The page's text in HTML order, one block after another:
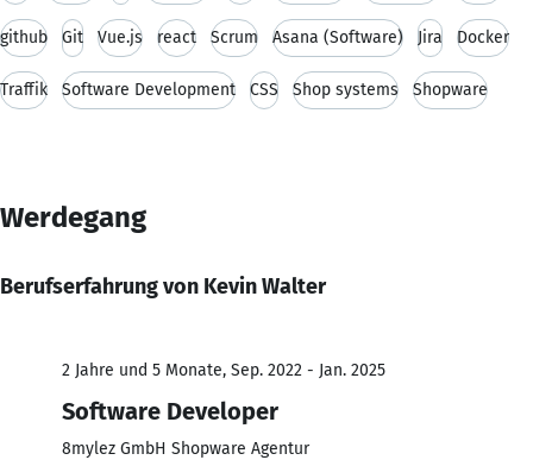
github Git Vue.js react Scrum Asana (Software) Jira Docker
Traffik Software Development CSS Shop systems Shopware
Werdegang
Berufserfahrung von Kevin Walter
2 Jahre und 5 Monate, Sep. 2022 - Jan. 2025
Software Developer
8mylez GmbH Shopware Agentur